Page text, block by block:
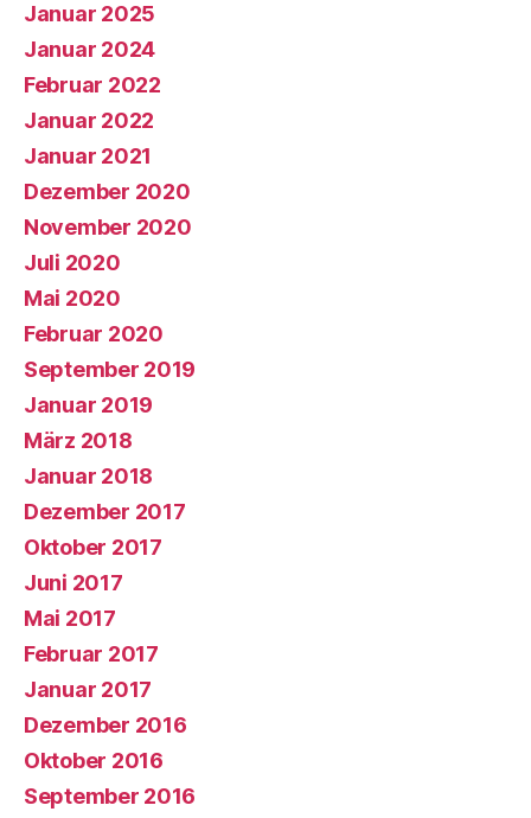
Januar 2025
Januar 2024
Februar 2022
Januar 2022
Januar 2021
Dezember 2020
November 2020
Juli 2020
Mai 2020
Februar 2020
September 2019
Januar 2019
März 2018
Januar 2018
Dezember 2017
Oktober 2017
Juni 2017
Mai 2017
Februar 2017
Januar 2017
Dezember 2016
Oktober 2016
September 2016